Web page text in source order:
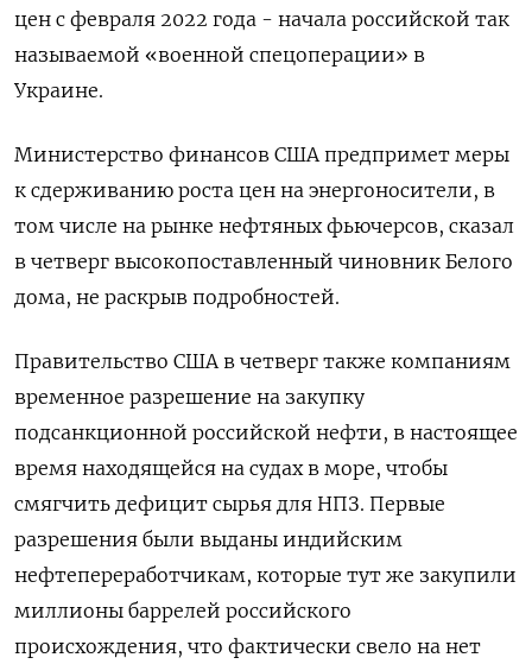
цен с февраля 2022 года - начала российской так
называемой «военной спецоперации» в
Украине.
Министерство ‌финансов США предпримет меры
к сдерживанию роста цен на энергоносители, в
том числе на рынке нефтяных фьючерсов, сказал
в четверг высокопоставленный ​чиновник Белого
дома, не ​раскрыв подробностей.
Правительство ‌США в четверг также компаниям
временное разрешение на закупку
подсанкционной российской нефти, в настоящее
​время находящейся на судах в море, чтобы
смягчить дефицит сырья для НПЗ. Первые
разрешения были выданы индийским
нефтепереработчикам, которые тут же закупили
миллионы баррелей российского
происхождения, что фактически свело на нет